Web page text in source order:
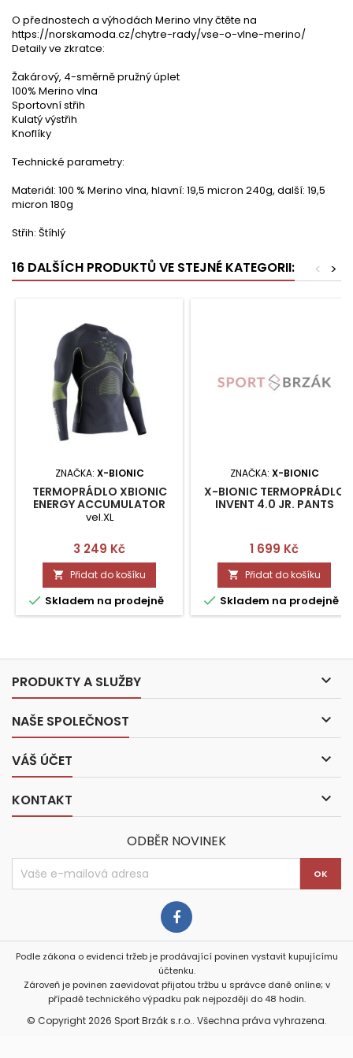
O přednostech a výhodách Merino vlny čtěte na
https://norskamoda.cz/chytre-rady/vse-o-vlne-merino/
Detaily ve zkratce:
Žakárový, 4-směrně pružný úplet
100% Merino vlna
Sportovní střih
Kulatý výstřih
Knoflíky
Technické parametry:
Materiál: 100 % Merino vlna, hlavní: 19,5 micron 240g, další: 19,5
micron 180g
Střih: Štíhlý
16 DALŠÍCH PRODUKTŮ VE STEJNÉ KATEGORII: >
<
ZNAČKA: X-BIONIC
TERMOPRÁDLO XBIONIC
ENERGY ACCUMULATOR
4.0 WINTER MAN SHIRT
vel.XL
Cena
3 249 Kč
 Přidat do košíku
 Skladem na prodejně
ZNAČKA: X-BIONIC
X-BIONIC TERMOPRÁDLO
INVENT 4.0 JR. PANTS
Cena
1 699 Kč
 Přidat do košíku
 Skladem na prodejně
PRODUKTY A SLUŽBY 
NAŠE SPOLEČNOST 
VÁŠ ÚČET 
KONTAKT 
ODBĚR NOVINEK
Podle zákona o evidenci tržeb je prodávající povinen vystavit kupujícímu
účtenku.
Zároveň je povinen zaevidovat přijatou tržbu u správce daně online; v
případě technického výpadku pak nejpozději do 48 hodin.
© Copyright 2026 Sport Brzák s.r.o.. Všechna práva vyhrazena.